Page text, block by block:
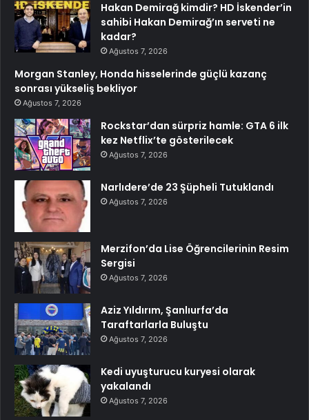
Hakan Demirağ kimdir? HD İskender’in
sahibi Hakan Demirağ’ın serveti ne
kadar?
Ağustos 7, 2026
Morgan Stanley, Honda hisselerinde güçlü kazanç
sonrası yükseliş bekliyor
Ağustos 7, 2026
Rockstar’dan sürpriz hamle: GTA 6 ilk
kez Netflix’te gösterilecek
Ağustos 7, 2026
Narlıdere’de 23 Şüpheli Tutuklandı
Ağustos 7, 2026
Merzifon’da Lise Öğrencilerinin Resim
Sergisi
Ağustos 7, 2026
Aziz Yıldırım, Şanlıurfa’da
Taraftarlarla Buluştu
Ağustos 7, 2026
Kedi uyuşturucu kuryesi olarak
yakalandı
Ağustos 7, 2026